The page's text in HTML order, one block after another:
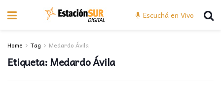
Escuchá en Vivo
Home Tag Medardo Ávila
Etiqueta:Medardo Ávila